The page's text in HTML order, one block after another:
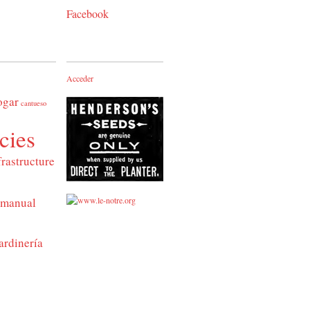
Facebook
cantueso
manual
Acceder